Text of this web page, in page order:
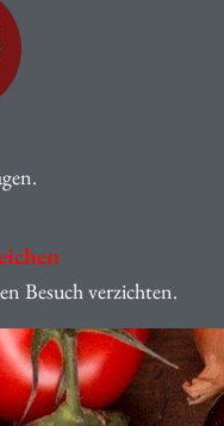
Besuch verzichten.